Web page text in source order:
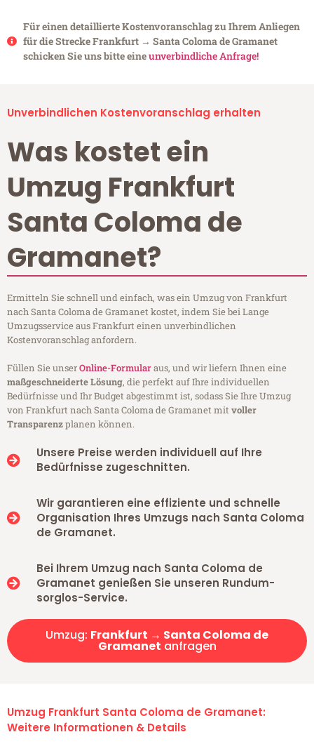
Für einen detaillierte Kostenvoranschlag zu Ihrem Anliegen
für die Strecke Frankfurt → Santa Coloma de Gramanet
schicken Sie uns bitte eineunverbindliche Anfrage!
Unverbindlichen Kostenvoranschlag erhalten
Was kostet ein
Umzug Frankfurt
Santa Coloma de
Gramanet?
Ermitteln Sie schnell und einfach, was ein Umzug von Frankfurt
nach Santa Coloma de Gramanet kostet, indem Sie bei Lange
Umzugsservice aus Frankfurt einen unverbindlichen
Kostenvoranschlag anfordern.
Füllen Sie unserOnline-Formularaus, und wir liefern Ihnen eine
maßgeschneiderte Lösung, die perfekt auf Ihre individuellen
Bedürfnisse und Ihr Budget abgestimmt ist, sodass Sie Ihre Umzug
von Frankfurt nach Santa Coloma de Gramanet mitvoller
Transparenzplanen können.
Unsere Preise werden individuell auf Ihre
Bedürfnisse zugeschnitten.
Wir garantieren eine effiziente und schnelle
Organisation Ihres Umzugs nach Santa Coloma
de Gramanet.
Bei Ihrem Umzug nach Santa Coloma de
Gramanet genießen Sie unseren Rundum-
sorglos-Service.
Umzug: Frankfurt → Santa Coloma de
Gramanet anfragen
Umzug Frankfurt Santa Coloma de Gramanet:
Weitere Informationen & Details